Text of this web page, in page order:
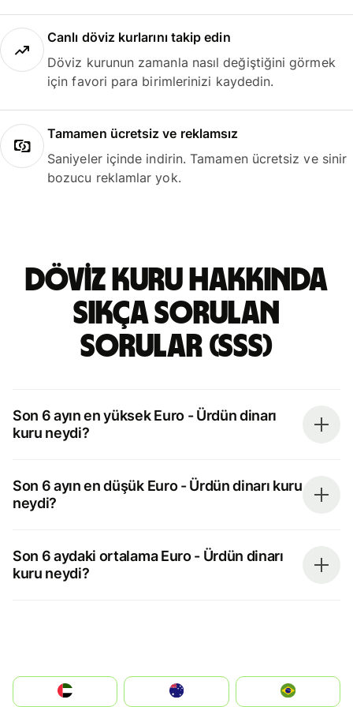
Canlı döviz kurlarını takip edin
Döviz kurunun zamanla nasıl değiştiğini görmek
için favori para birimlerinizi kaydedin.
Tamamen ücretsiz ve reklamsız
Saniyeler içinde indirin. Tamamen ücretsiz ve sinir
bozucu reklamlar yok.
döviz kuru hakkında
sıkça sorulan
sorular (SSS)
Son 6 ayın en yüksek Euro - Ürdün dinarı
kuru neydi?
Son 6 ayın en düşük Euro - Ürdün dinarı kuru
neydi?
Son 6 aydaki ortalama Euro - Ürdün dinarı
kuru neydi?
الإمارات العربية المتحدة